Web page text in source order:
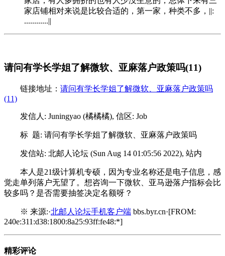
家店铺相对来说是比较合适的，第一家，种类不多，||:
............||
请问有学长学姐了解微软、亚麻落户政策吗(11)
链接地址： 请问有学长学姐了解微软、亚麻落户政策吗
(11)
发信人: Juningyao (橘橘橘), 信区: Job
标 题: 请问有学长学姐了解微软、亚麻落户政策吗
发信站: 北邮人论坛 (Sun Aug 14 01:05:56 2022), 站内
本人是21级计算机专硕，因为专业名称还是电子信息，感
觉走单列落户无望了。想咨询一下微软、亚马逊落户指标会比
较多吗？是否需要抽签决定名额呀？
※ 来源:·北邮人论坛手机客户端 bbs.byr.cn·[FROM:
240e:311:d38:1800:8a25:93ff:fe48:*]
精彩评论